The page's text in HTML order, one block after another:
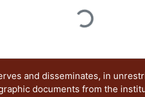
Loading...
and disseminates, in
documents from the